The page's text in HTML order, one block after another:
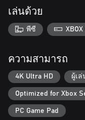
เล่นด้วย
พีซี XBOX
ความสามารถ
4K Ultra HD ผู้เล่
Optimized for Xbox
PC Game Pad